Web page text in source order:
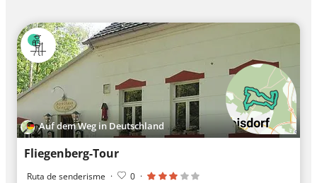
Auf dem Weg in Deutschland
Fliegenberg-Tour
Ruta de senderisme · 0 ·